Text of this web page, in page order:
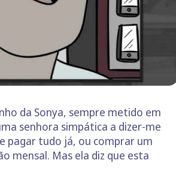
da Sonya, sempre metido em
senhora simpática a dizer-me
pagar tudo já, ou comprar um
mensal. Mas ela diz que esta